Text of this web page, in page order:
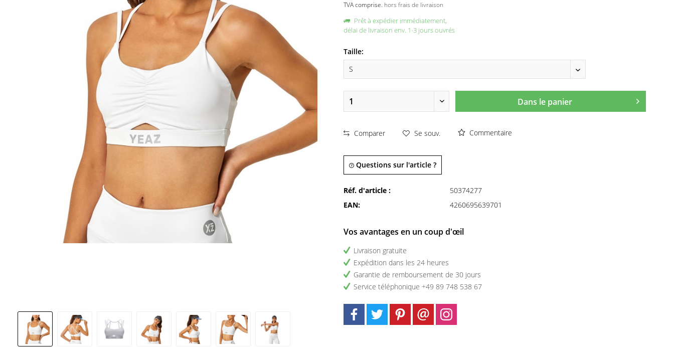
TVA comprise. hors frais de livraison
Prêt à expédier immédiatement,
délai de livraison env. 1-3 jours ouvrés
Taille:
Dans le panier
Comparer Se souv. Commentaire
Questions sur l'article ?
Réf. d'article :
50374277
EAN:
4260695639701
Vos avantages en un coup d'œil
Livraison gratuite
Expédition dans les 24 heures
Garantie de remboursement de 30 jours
Service téléphonique +49 89 748 538 67